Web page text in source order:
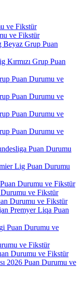
ve Fikstür
ve Fikstür
Grup Puan
Kırmızı Grup Puan
Puan Durumu ve
Puan Durumu ve
Puan Durumu ve
Puan Durumu ve
Puan Durumu
Lig Puan Durumu
Durumu ve Fikstür
ve Fikstür
Durumu ve Fikstür
Premyer Liqa Puan
Puan Durumu ve
ve Fikstür
Durumu ve Fikstür
2026 Puan Durumu ve